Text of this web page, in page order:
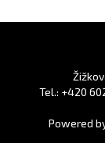
Tel.: +420
Powered